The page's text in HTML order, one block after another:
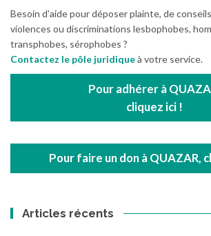
Besoin d’aide pour déposer plainte, de
violences ou discriminations lesbophobes,
transphobes, sérophobes ?
Contactez le pôle juridiqueà votre service.
Pour adhérer à
cliquez ici !
Pour faire un don à QUAZAR,
Articles récents